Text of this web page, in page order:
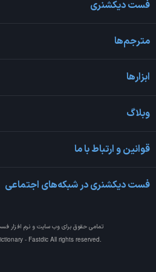
فست دیکشنری
مترجم‌ها
ابزارها
وبلاگ
قوانین و ارتباط با ما
فست دیکشنری در شبکه‌های اجتماعی
تمامی حقوق برای وب سایت و نرم افزار
- Fastdic All rights reserved.